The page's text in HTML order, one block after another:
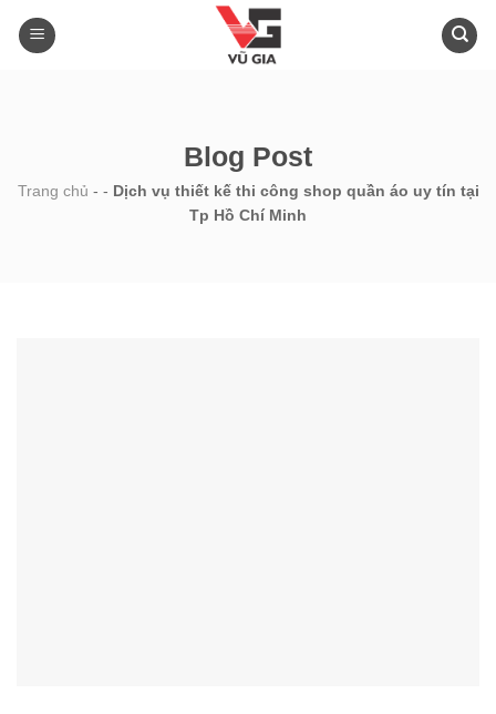
Blog Post
Trang chủ - - Dịch vụ thiết kế thi công shop quần áo uy tín tại
Tp Hồ Chí Minh